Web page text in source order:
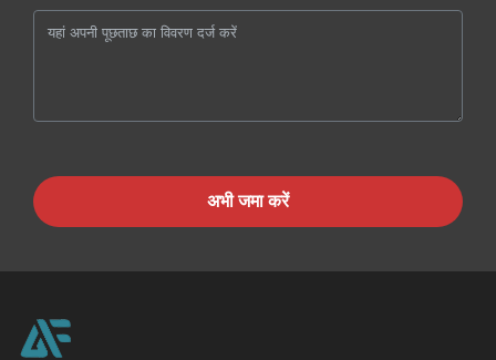
अभी जमा करें